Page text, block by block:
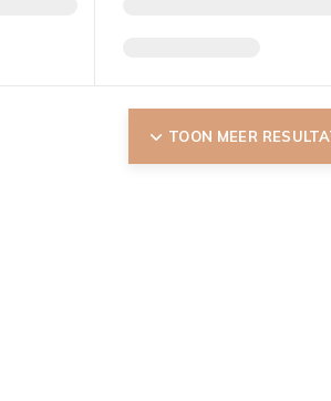
TOON MEER